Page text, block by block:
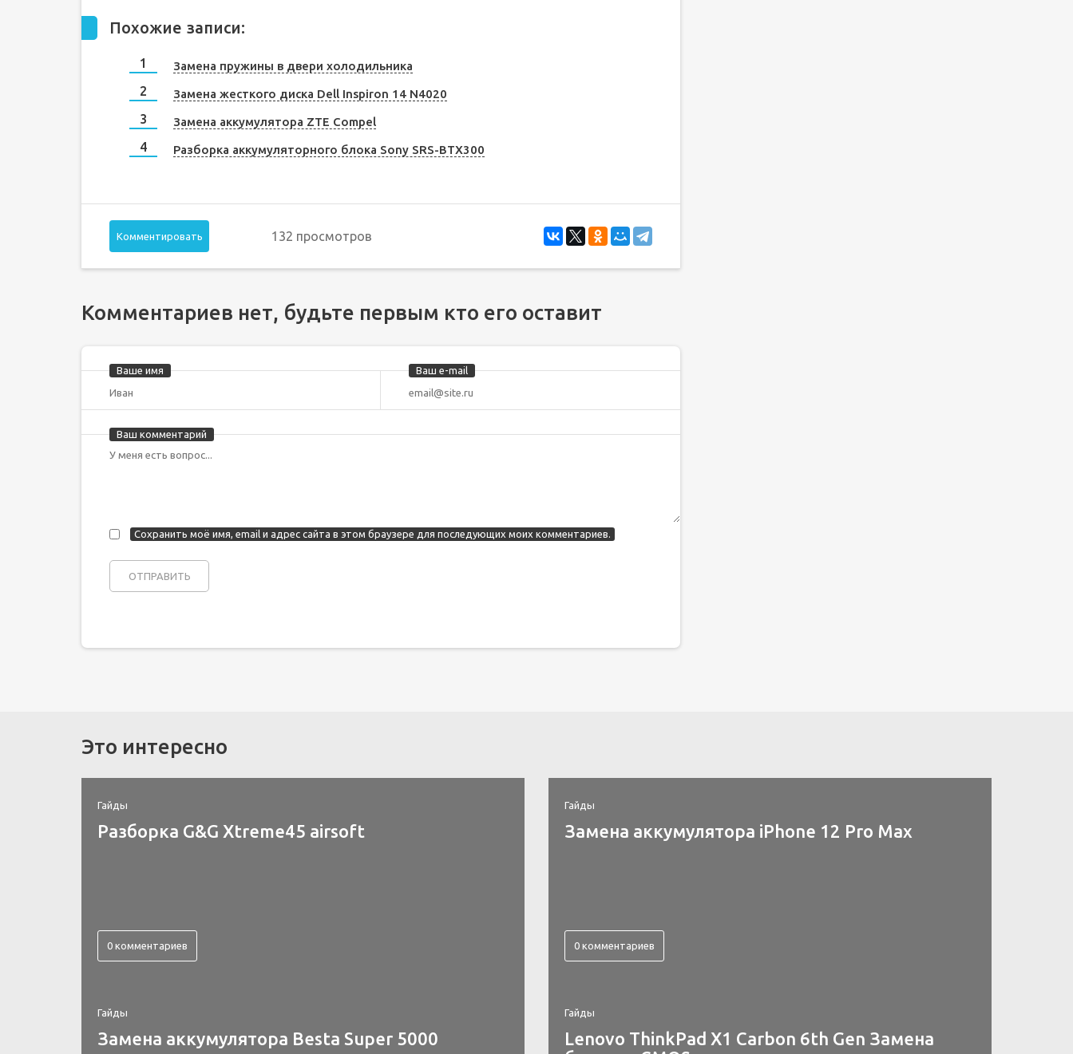
Похожие записи:
Замена пружины в двери холодильника
Замена жесткого диска Dell Inspiron 14 N4020
Замена аккумулятора ZTE Compel
Разборка аккумуляторного блока Sony SRS-BTX300
Комментировать 132 просмотров
Комментариев нет, будьте первым кто его оставит
Ваше имя Ваш e-mail
Ваш комментарий
Сохранить моё имя, email и адрес сайта в этом браузере для последующих моих комментариев.
Это интересно
Гайды
Разборка G&G Xtreme45 airsoft
0 комментариев
Гайды
Замена аккумулятора iPhone 12 Pro Max
0 комментариев
Гайды
Замена аккумулятора Besta Super 5000
Гайды
Lenovo ThinkPad X1 Carbon 6th Gen Замена